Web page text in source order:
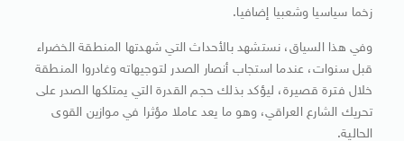
زخما سياسيا وشعبيا إضافيا.
وفي هذا السياق، نستشهد بالأحداث التي شهدتها المنطقة الخضراء
قبل سنوات، عندما استجاب أنصار الصدر لتوجيهاته وغادروا المنطقة
خلال فترة قصيرة، ليؤكد بذلك حجم القدرة التي يمتلكها الصدر على
تحريك الشارع العراقي، وهو ما يعد عاملا مؤثرا في موازين القوى
الحالية.